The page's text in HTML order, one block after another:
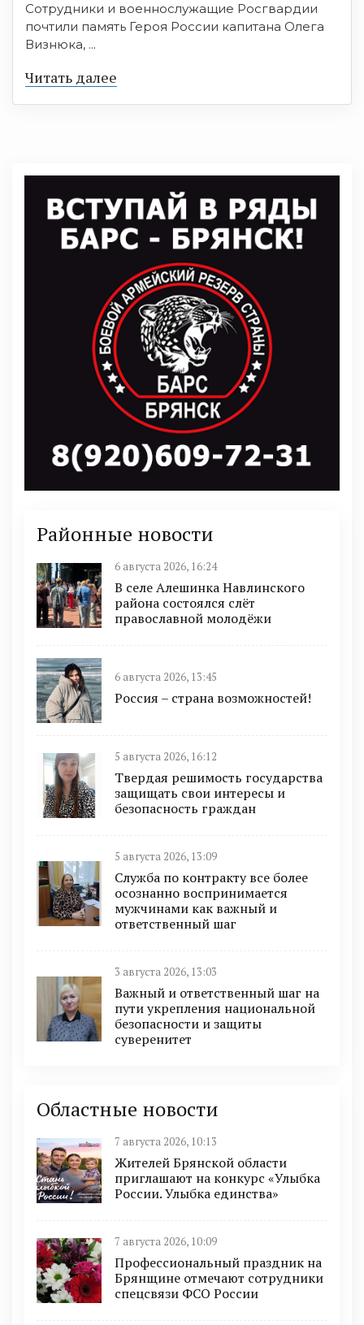
Сотрудники и военнослужащие Росгвардии
почтили память Героя России капитана Олега
Визнюка, ...
Читать далее
Районные новости
6 августа 2026, 16:24
В селе Алешинка Навлинского
района состоялся слёт
православной молодёжи
6 августа 2026, 13:45
Россия – страна возможностей!
5 августа 2026, 16:12
Твердая решимость государства
защищать свои интересы и
безопасность граждан
5 августа 2026, 13:09
Служба по контракту все более
осознанно воспринимается
мужчинами как важный и
ответственный шаг
3 августа 2026, 13:03
Важный и ответственный шаг на
пути укрепления национальной
безопасности и защиты
суверенитет
Областные новости
7 августа 2026, 10:13
Жителей Брянской области
приглашают на конкурс «Улыбка
России. Улыбка единства»
7 августа 2026, 10:09
Профессиональный праздник на
Брянщине отмечают сотрудники
спецсвязи ФСО России